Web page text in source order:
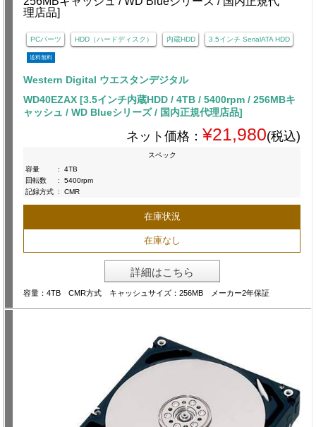
PCパーツ HDD（ハードディスク） 内蔵HDD 3.5インチ SerialATA HDD
送料無料
Western Digital ウエスタンデジタル
WD40EZAX [3.5インチ内蔵HDD / 4TB / 5400rpm / 256MBキ
ャッシュ / WD Blueシリーズ / 国内正規代理店品]
ネット価格： ¥21,980(税込)
スペック
容量
:
4TB
回転数
:
5400rpm
記録方式 : CMR
在庫状況
在庫なし
詳細はこちら
容量：4TB CMR方式 キャッシュサイズ：256MB メーカー2年保証